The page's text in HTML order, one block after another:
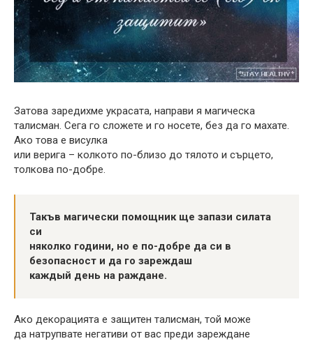
Затова заредихме украсата, направи я магическа
талисман. Сега го сложете и го носете, без да го махате.
Ако това е висулка
или верига – колкото по-близо до тялото и сърцето,
толкова по-добре.
Такъв магически помощник ще запази силата
си
няколко години, но е по-добре да си в
безопасност и да го зареждаш
каждый день на раждане.
Ако декорацията е защитен талисман, той може
да натрупвате негативи от вас преди зареждане